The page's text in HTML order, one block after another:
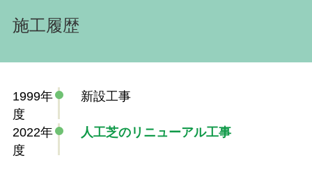
施工履歴
1999年
度
新設工事
2022年
度
人工芝のリニューアル工事